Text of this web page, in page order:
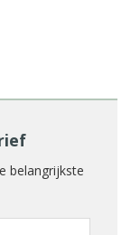
belangrijkste